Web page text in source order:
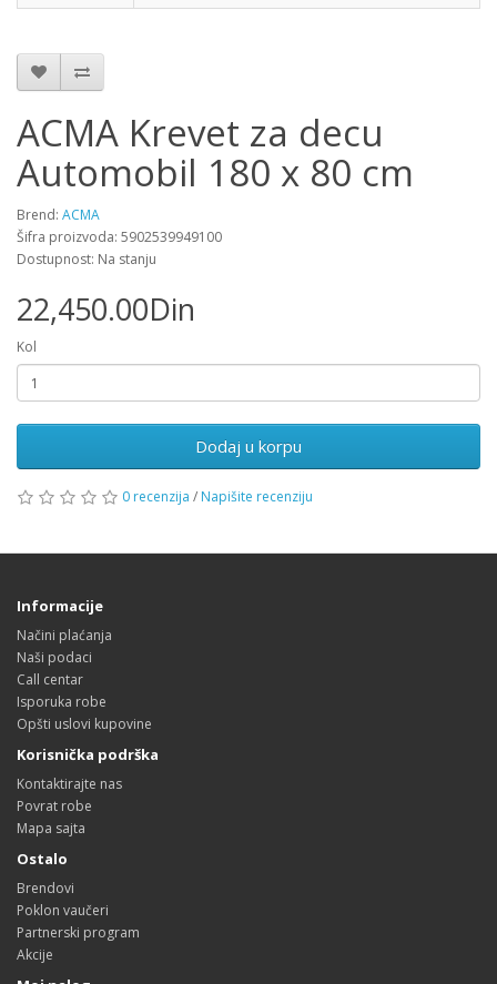
ACMA Krevet za decu
Automobil 180 x 80 cm
Brend: ACMA
Šifra proizvoda: 5902539949100
Dostupnost: Na stanju
22,450.00Din
Kol
Dodaj u korpu
0 recenzija / Napišite recenziju
Informacije
Načini plaćanja
Naši podaci
Call centar
Isporuka robe
Opšti uslovi kupovine
Korisnička podrška
Kontaktirajte nas
Povrat robe
Mapa sajta
Ostalo
Brendovi
Poklon vaučeri
Partnerski program
Akcije